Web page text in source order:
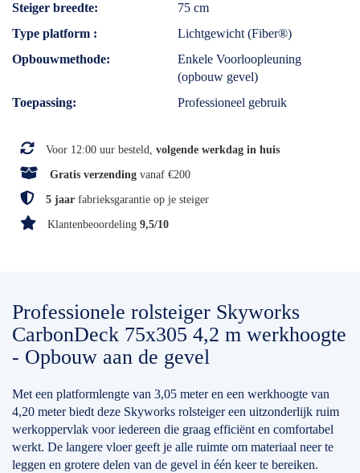
Steiger breedte
75 cm
Type platform
Lichtgewicht (Fiber®)
Opbouwmethode
Enkele Voorloopleuning
(opbouw gevel)
Toepassing
Professioneel gebruik
Voor 12:00 uur besteld, volgende werkdag in huis
Gratis verzending vanaf €200
5 jaar fabrieksgarantie op je steiger
Klantenbeoordeling 9,5/10
Professionele rolsteiger Skyworks
CarbonDeck 75x305 4,2 m werkhoogte
- Opbouw aan de gevel
Met een platformlengte van 3,05 meter en een werkhoogte van
4,20 meter biedt deze Skyworks rolsteiger een uitzonderlijk ruim
werkoppervlak voor iedereen die graag efficiënt en comfortabel
werkt. De langere vloer geeft je alle ruimte om materiaal neer te
leggen en grotere delen van de gevel in één keer te bereiken.